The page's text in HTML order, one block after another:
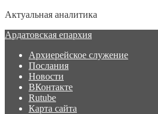
Актуальная аналитика
Ардатовская епархия
Архиерейское служение
Послания
Новости
ВКонтакте
Rutube
Карта сайта